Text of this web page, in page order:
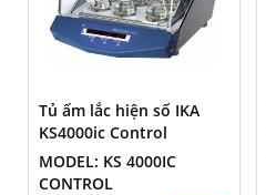
Tủ ấm lắc hiện số IKA
KS4000ic Control
MODEL: KS 4000IC
CONTROL